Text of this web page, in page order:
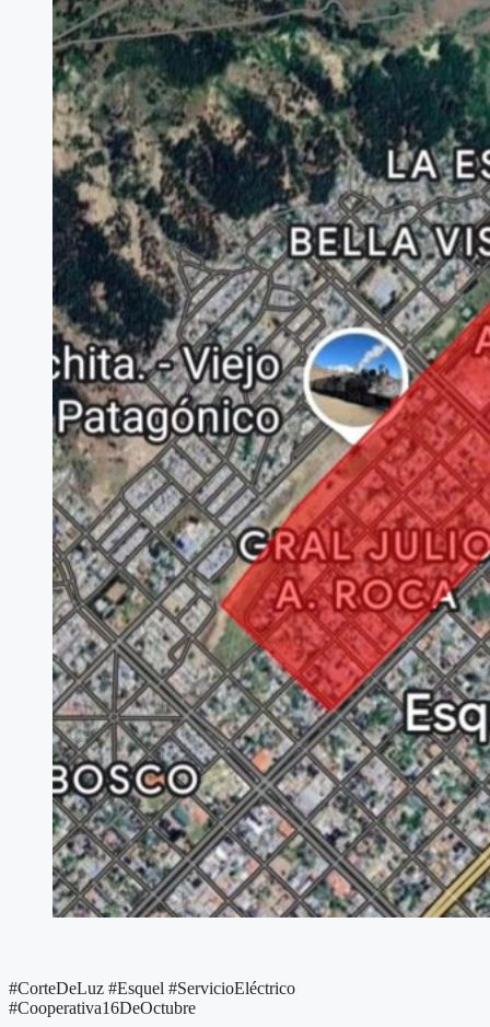
#CorteDeLuz #Esquel #ServicioEléctrico
#Cooperativa16DeOctubre